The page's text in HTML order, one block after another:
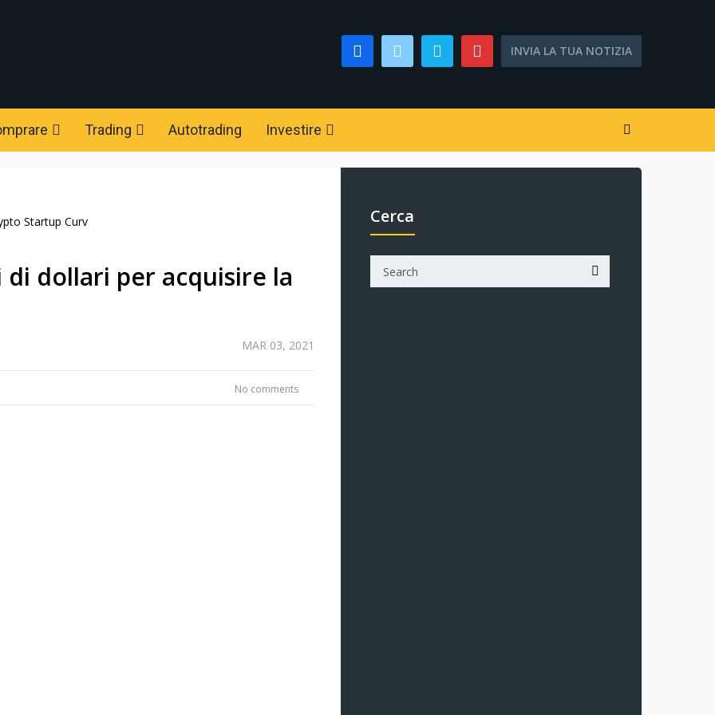
INVIA LA TUA NOTIZIA
Trading Autotrading Investire
Startup Curv
di dollari per acquisire la
MAR 03, 2021
No comments
Cerca